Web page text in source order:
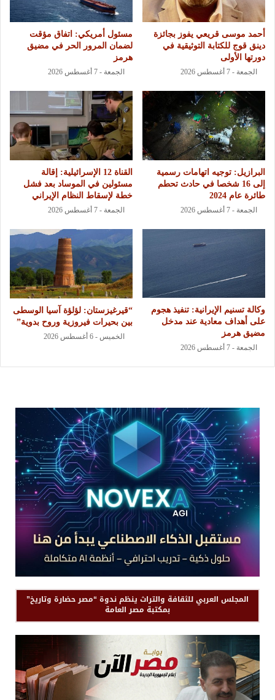
أحمد موسى قريعي يفوز بجائزة
دينق قوج للكتابة التوثيقية في
دورتها الأولى
الجمعة - 7 أغسطس 2026
مسئول أمريكي: اتفاق مؤقت
لضمان المرور الحر في مضيق
هرمز
الجمعة - 7 أغسطس 2026
البرازيل: توجيه اتهامات رسمية
إلى 16 شخصا في حادث تحطم
طائرة عام 2024
الجمعة - 7 أغسطس 2026
القناة 12 الإسرائيلية: إقالة
مسئولين في الموساد بعد فشل
خطة لإسقاط النظام الإيراني
الجمعة - 7 أغسطس 2026
وكالة تسنيم الإيرانية: تنفيذ هجوم
على أهداف معادية عند مدخل
مضيق هرمز
الجمعة - 7 أغسطس 2026
“قيرغيزستان: لؤلؤة آسيا الوسطى
بين بحيرات فيروزية وروح بدوية”
الخميس - 6 أغسطس 2026
المجلس العربي للثقافة والتراث ينظم ندوة “مصر حضارة وتاريخ”
بمكتبة مصر العامة